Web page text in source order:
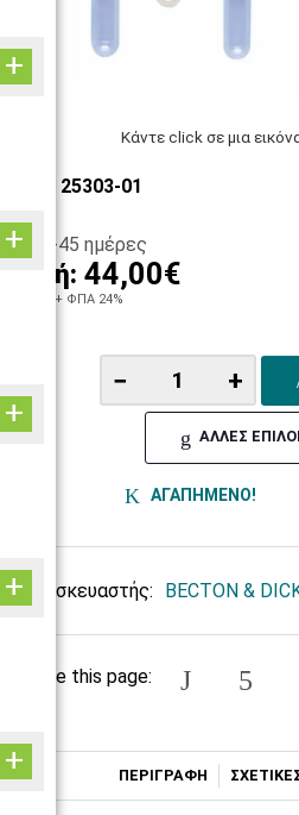
Κάντε click σε μια
ΚΩΔ: 25303-01
30-45 ημέρες
Τιμή: 44,00€
+ ΦΠΑ 24%
− +
ΑΛΛΕΣ
ΑΓΑΠΗΜΕΝΟ!
Κατασκευαστής: BECTON &
Share this page:
ΠΕΡΙΓΡΑΦΗ